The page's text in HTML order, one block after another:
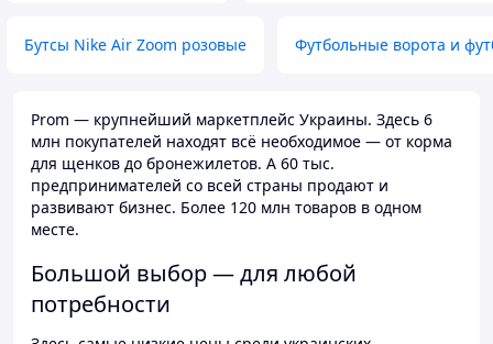
Бутсы Nike Air Zoom розовые Футбольные ворота и
Prom — крупнейший маркетплейс Украины. Здесь 6
млн покупателей находят всё необходимое — от корма
для щенков до бронежилетов. А 60 тыс.
предпринимателей со всей страны продают и
развивают бизнес. Более 120 млн товаров в одном
месте.
Большой выбор — для любой
потребности